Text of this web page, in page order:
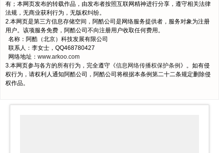
有；本网页发布的转载作品，由发布者按照互联网精神进行分享，遵守相关法律
法规，无商业获利行为，无版权纠纷。
2.本网页是第三方信息存储空间，阿酷公司是网络服务提供者，服务对象为注册
用户。该项服务免费，阿酷公司不向注册用户收取任何费用。
名称：阿酷（北京）科技发展有限公司
联系人：李女士，QQ468780427
网络地址： www.arkoo.com
3.本网页参与各方的所有行为，完全遵守《信息网络传播权保护条例 》。如有侵
权行为，请权利人通知阿酷公司，阿酷公司将根据本条例第二十二条规定删除侵
权作品。